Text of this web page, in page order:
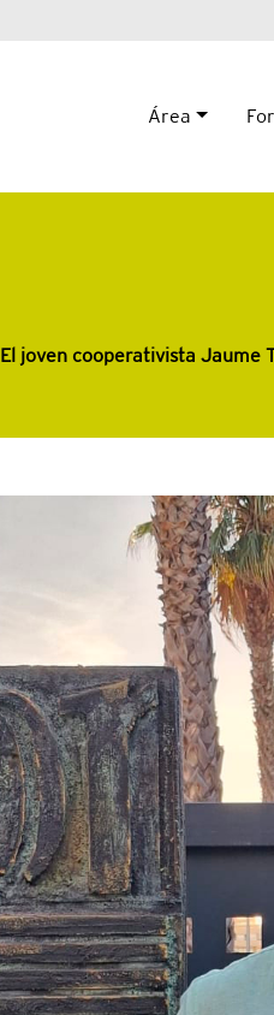
Área
El joven cooperativista Jaume